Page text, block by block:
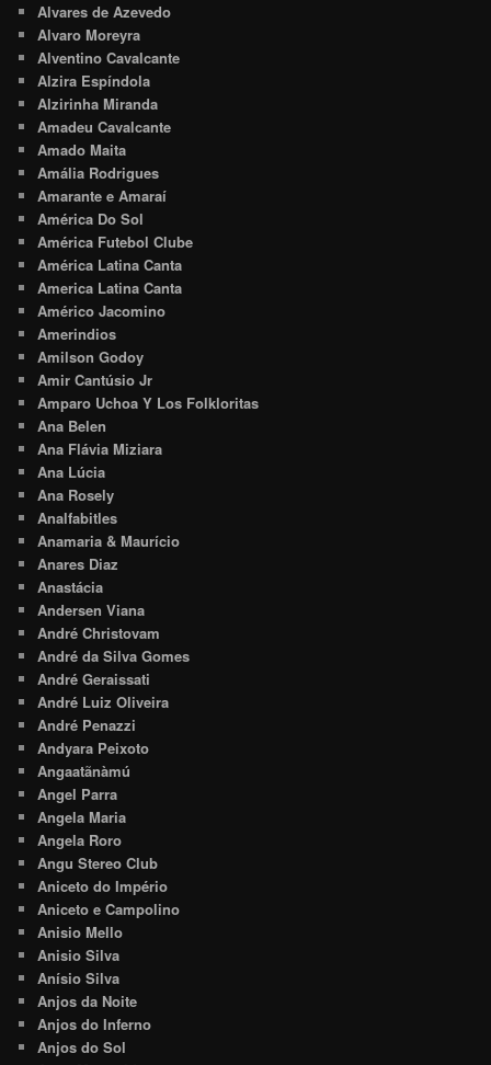
Alvares de Azevedo
Alvaro Moreyra
Alventino Cavalcante
Alzira Espíndola
Alzirinha Miranda
Amadeu Cavalcante
Amado Maita
Amália Rodrigues
Amarante e Amaraí
América Do Sol
América Futebol Clube
América Latina Canta
America Latina Canta
Américo Jacomino
Amerindios
Amilson Godoy
Amir Cantúsio Jr
Amparo Uchoa Y Los Folkloritas
Ana Belen
Ana Flávia Miziara
Ana Lúcia
Ana Rosely
Analfabitles
Anamaria & Maurício
Anares Diaz
Anastácia
Andersen Viana
André Christovam
André da Silva Gomes
André Geraissati
André Luiz Oliveira
André Penazzi
Andyara Peixoto
Angaatãnàmú
Angel Parra
Angela Maria
Angela Roro
Angu Stereo Club
Aniceto do Império
Aniceto e Campolino
Anisio Mello
Anisio Silva
Anísio Silva
Anjos da Noite
Anjos do Inferno
Anjos do Sol